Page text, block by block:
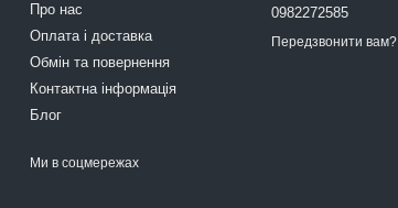
Про нас
Оплата і доставка
Обмін та повернення
Контактна інформація
Блог
Ми в соцмережах
0982272585
Передзвонити вам?